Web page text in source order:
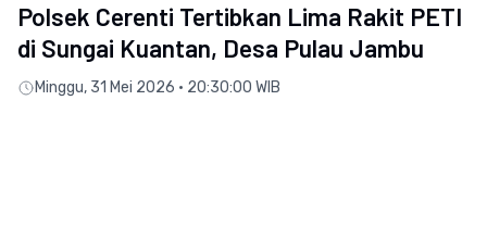
Polsek Cerenti Tertibkan Lima Rakit PETI
di Sungai Kuantan, Desa Pulau Jambu
Minggu, 31 Mei 2026 • 20:30:00 WIB